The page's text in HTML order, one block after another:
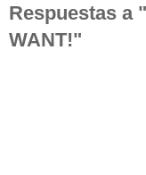
Respuestas a
WANT!"